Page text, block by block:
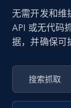
无需开发和维
API 或无代码
据，并确保可